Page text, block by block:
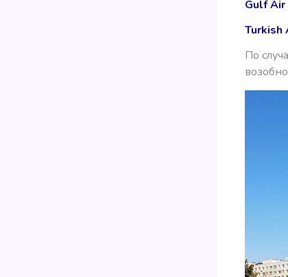
Gulf Air
Turkish
По